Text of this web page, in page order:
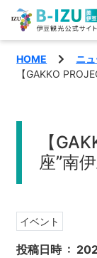
伊豆半島を知る
あそぶ
観光・体験
イベント
エリア
HOME
ニ
【GAKKO
【
座”南
イベント
投稿日時 :